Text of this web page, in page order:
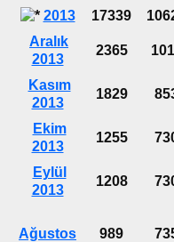
2013 17339
Aralık
2013
2365
Kasım
2013
1829
Ekim
2013
1255
Eylül
2013
1208
Ağustos
989